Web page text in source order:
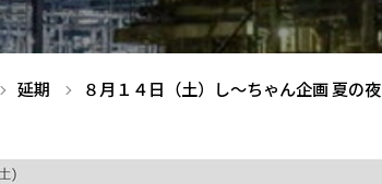
延期 ８月１４日（土）し～ちゃん企画 夏の